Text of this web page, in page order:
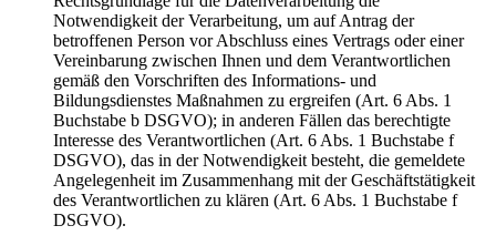
Notwendigkeit der Verarbeitung, um auf Antrag der
betroffenen Person vor Abschluss eines Vertrags oder einer
Vereinbarung zwischen Ihnen und dem Verantwortlichen
gemäß den Vorschriften des Informations- und
Bildungsdienstes Maßnahmen zu ergreifen (Art. 6 Abs. 1
Buchstabe b DSGVO); in anderen Fällen das berechtigte
Interesse des Verantwortlichen (Art. 6 Abs. 1 Buchstabe f
DSGVO), das in der Notwendigkeit besteht, die gemeldete
Angelegenheit im Zusammenhang mit der Geschäftstätigkeit
des Verantwortlichen zu klären (Art. 6 Abs. 1 Buchstabe f
DSGVO).